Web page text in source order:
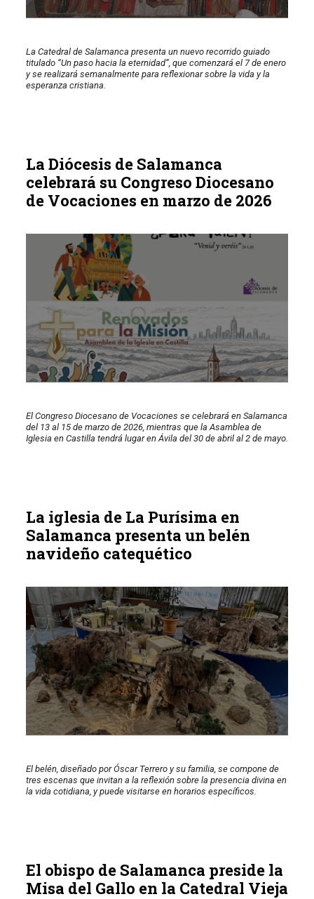
La Catedral de Salamanca presenta un nuevo recorrido guiado
titulado “Un paso hacia la eternidad”, que comenzará el 7 de enero
y se realizará semanalmente para reflexionar sobre la vida y la
esperanza cristiana.
La Diócesis de Salamanca
celebrará su Congreso Diocesano
de Vocaciones en marzo de 2026
El Congreso Diocesano de Vocaciones se celebrará en Salamanca
del 13 al 15 de marzo de 2026, mientras que la Asamblea de
Iglesia en Castilla tendrá lugar en Ávila del 30 de abril al 2 de mayo.
La iglesia de La Purísima en
Salamanca presenta un belén
navideño catequético
El belén, diseñado por Óscar Terrero y su familia, se compone de
tres escenas que invitan a la reflexión sobre la presencia divina en
la vida cotidiana, y puede visitarse en horarios específicos.
El obispo de Salamanca preside la
Misa del Gallo en la Catedral Vieja